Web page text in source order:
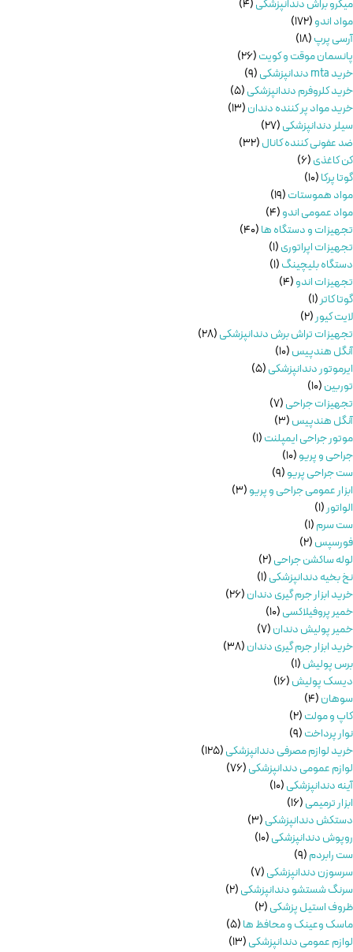
میکرو براش دندانپزشکی 4
مواد اندو 172
آرسی پرپ 18
پانسمان موقت و کویت 26
خرید mta دندانپزشکی
9
خرید کلروفرم دندانپزشکی 5
خرید مواد پر کننده دندان 13
سیلر دندانپزشکی 27
ضد عفونی کننده کانال 32
کن کاغذی 6
گوتا پرکا 10
مواد هموستات 19
مواد عمومی اندو 4
تجهیزات و دستگاه ها 40
تجهیزات اپراتوری 1
دستگاه بلیچینگ 1
تجهیزات اندو 4
گوتا کاتر 1
لایت کیور 2
تجهیزات تراش برش دندانپزشکی 28
آنگل هندپیس 10
ایرموتور دندانپزشکی 5
توربین 10
تجهیزات جراحی 7
آنگل هندپیس 3
موتور جراحی ایمپلنت 1
جراحی و پریو 10
ست جراحی پریو 9
ابزار عمومی جراحی و پریو 3
الواتور 1
ست سرم 1
فورسپس 2
لوله ساکشن جراحی 2
نخ بخیه دندانپزشکی 1
خرید ابزار جرم گیری دندان 26
خمیر پروفیلاکسی 10
خمیر پولیش دندان 7
خرید ابزار جرم گیری دندان 38
برس پولیش 1
دیسک پولیش 16
سوهان 4
کاپ و مولت 2
نوار پرداخت 9
خرید لوازم مصرفی دندانپزشکی 125
لوازم عمومی دندانپزشکی 76
آینه دندانپزشکی 10
ابزار ترمیمی 16
دستکش دندانپزشکی 3
روپوش دندانپزشکی 10
ست رابردم 9
سرسوزن دندانپزشکی 7
سرنگ شستشو دندانپزشکی 2
ظروف استیل پزشکی 2
ماسک وعینک و محافظ ها 5
لوازم عمومی دندانپزشکی 13